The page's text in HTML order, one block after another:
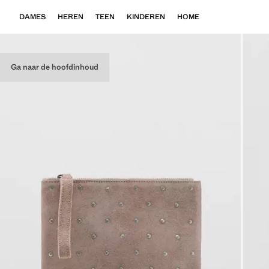
Ga naar de hoofdinhoud
DAMES HEREN TEEN KINDEREN HOME